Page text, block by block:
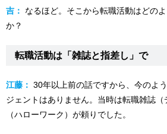
吉：
なるほど。そこから転職活動はどの
か？
転職活動は「雑誌と指差し」で
江藤： 30年以上前の話ですから、今のよ
ジェントはありません。当時は転職雑誌
（ハローワーク）が頼りでした。